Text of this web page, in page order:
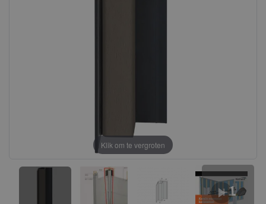
Klik om te vergroten
+1